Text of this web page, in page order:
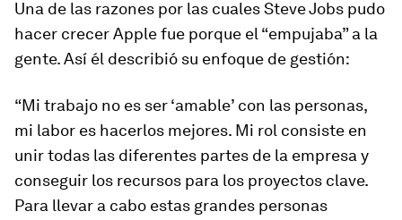
Una de las razones por las cuales Steve Jobs pudo
hacer crecer Apple fue porque el “empujaba” a la
gente. Así él describió su enfoque de gestión:
“Mi trabajo no es ser ‘amable’ con las personas,
mi labor es hacerlos mejores. Mi rol consiste en
unir todas las diferentes partes de la empresa y
conseguir los recursos para los proyectos clave.
Para llevar a cabo estas grandes personas